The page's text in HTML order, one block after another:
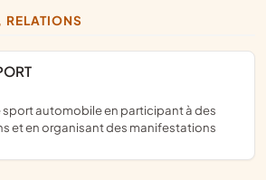
RELATIONS
et en organisant des manifestations